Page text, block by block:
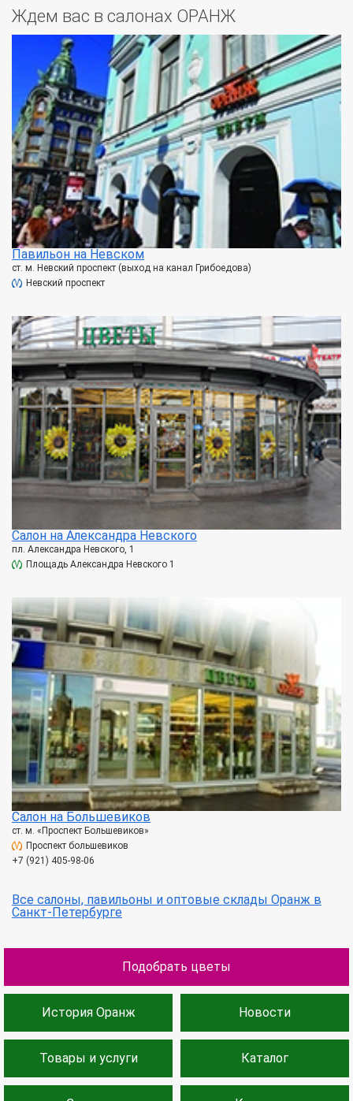
Ждем вас в салонах ОРАНЖ
Павильон на Невском
ст. м. Невский проспект (выход на канал Грибоедова)
Невский проспект
Салон на Александра Невского
пл. Александра Невского, 1
Площадь Александра Невского 1
Салон на Большевиков
ст. м. «Проспект Большевиков»
Проспект большевиков
+7 (921) 405-98-06
Все салоны, павильоны и оптовые склады Оранж в
Санкт-Петербурге
Подобрать цветы
История Оранж Новости
Товары и услуги Каталог